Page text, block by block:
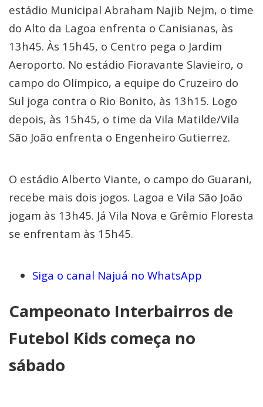
estádio Municipal Abraham Najib Nejm, o time
do Alto da Lagoa enfrenta o Canisianas, às
13h45. Às 15h45, o Centro pega o Jardim
Aeroporto. No estádio Fioravante Slavieiro, o
campo do Olímpico, a equipe do Cruzeiro do
Sul joga contra o Rio Bonito, às 13h15. Logo
depois, às 15h45, o time da Vila Matilde/Vila
São João enfrenta o Engenheiro Gutierrez.
O estádio Alberto Viante, o campo do Guarani,
recebe mais dois jogos. Lagoa e Vila São João
jogam às 13h45. Já Vila Nova e Grêmio Floresta
se enfrentam às 15h45.
Siga o canal Najuá no WhatsApp
Campeonato Interbairros de
Futebol Kids começa no
sábado